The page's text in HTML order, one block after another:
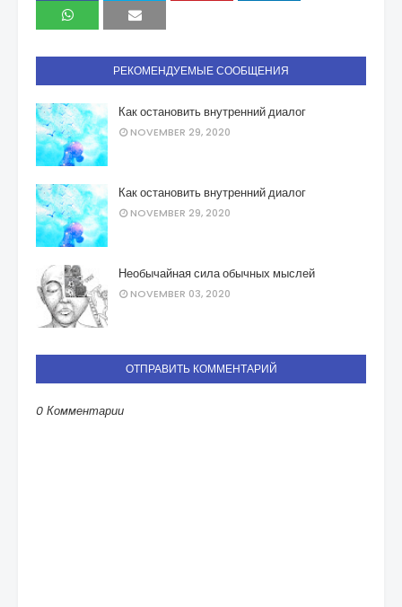
РЕКОМЕНДУЕМЫЕ СООБЩЕНИЯ
Как остановить внутренний диалог
NOVEMBER 29, 2020
Как остановить внутренний диалог
NOVEMBER 29, 2020
Необычайная сила обычных мыслей
NOVEMBER 03, 2020
ОТПРАВИТЬ КОММЕНТАРИЙ
0 Комментарии